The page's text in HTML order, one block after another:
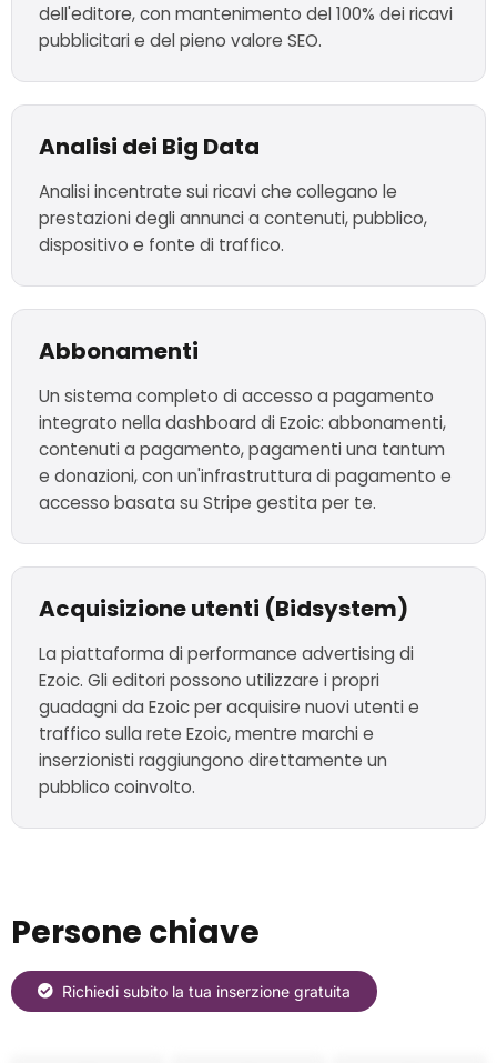
dell'editore, con mantenimento del 100% dei ricavi
pubblicitari e del pieno valore SEO.
Analisi dei Big Data
Analisi incentrate sui ricavi che collegano le
prestazioni degli annunci a contenuti, pubblico,
dispositivo e fonte di traffico.
Abbonamenti
Un sistema completo di accesso a pagamento
integrato nella dashboard di Ezoic: abbonamenti,
contenuti a pagamento, pagamenti una tantum
e donazioni, con un'infrastruttura di pagamento e
accesso basata su Stripe gestita per te.
Acquisizione utenti (Bidsystem)
La piattaforma di performance advertising di
Ezoic. Gli editori possono utilizzare i propri
guadagni da Ezoic per acquisire nuovi utenti e
traffico sulla rete Ezoic, mentre marchi e
inserzionisti raggiungono direttamente un
pubblico coinvolto.
Persone chiave
Richiedi subito la tua inserzione gratuita